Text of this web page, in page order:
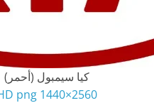
كيا سيمبول (أحمر)
2560×1440 HD png